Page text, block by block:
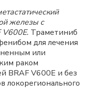
железы с
V600E. Траметиниб
для лечения
или
раком
BRAF V600E и без
локорегионального